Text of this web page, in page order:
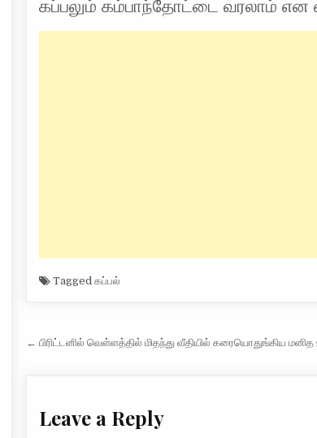
கப்பலும் கம்பாந்தோட்டை வரலாம் என
Taggedகப்பல்
Post navigation
← பிரிட்டனில் வெள்ளத்தில் மிதந்து வீதியில் கரையொதுங்கிய மனித
Leave a Reply